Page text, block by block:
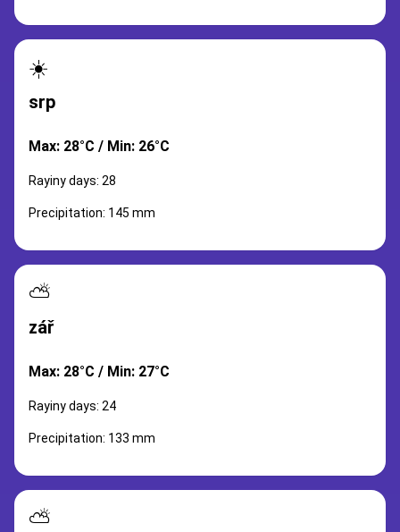
☀️
srp
Max: 28°C / Min: 26°C
Rayiny days: 28
Precipitation: 145 mm
⛅
zář
Max: 28°C / Min: 27°C
Rayiny days: 24
Precipitation: 133 mm
⛅